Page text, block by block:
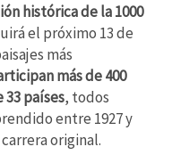
histórica de la 1000
el próximo 13 de
más
más de 400
países, todos
entre 1927 y
original.